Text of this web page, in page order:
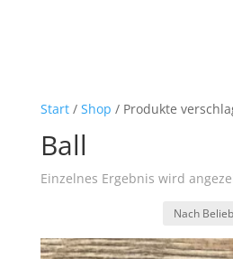
Start/ Shop / Produkte
Ball
Einzelnes Ergebnis wird